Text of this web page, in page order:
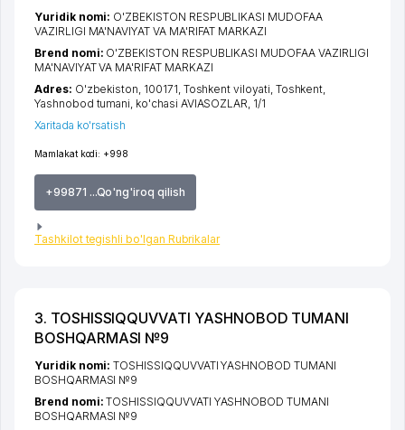
Mamlakat kodi: +998
+99871 ...Qo'ng'iroq qilish
Tashkilot tegishli bo'lgan Rubrikalar
Yuridik nomi: O'ZBEKISTON RESPUBLIKASI MUDOFAA
VAZIRLIGI MA'NAVIYAT VA MA'RIFAT MARKAZI
Brend nomi: O'ZBEKISTON RESPUBLIKASI MUDOFAA VAZIRLIGI
MA'NAVIYAT VA MA'RIFAT MARKAZI
Adres: O'zbekiston, 100171, Toshkent viloyati, Toshkent,
Yashnobod tumani, ko'chasi AVIASOZLAR, 1/1
Xaritada ko'rsatish
3. TOSHISSIQQUVVATI YASHNOBOD TUMANI
BOSHQARMASI №9
Yuridik nomi:TOSHISSIQQUVVATI YASHNOBOD TUMANI
BOSHQARMASI №9
Brend nomi:TOSHISSIQQUVVATI YASHNOBOD TUMANI
BOSHQARMASI №9